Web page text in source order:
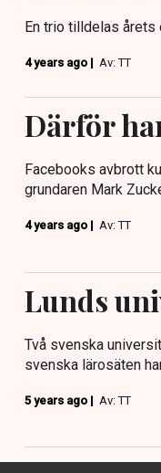
En trio tilldelas
4 years ago | Av: TT
Därför
Facebooks avbrott
grundaren Mark
4 years ago | Av: TT
Lunds
Två svenska
svenska lärosäten
5 years ago | Av: TT